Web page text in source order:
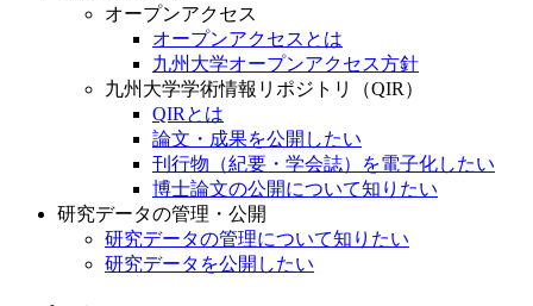
オープンアクセス
オープンアクセスとは
九州大学オープンアクセス方針
九州大学学術情報リポジトリ（QIR）
QIRとは
論文・成果を公開したい
刊行物（紀要・学会誌）を電子化したい
博士論文の公開について知りたい
研究データの管理・公開
研究データの管理について知りたい
研究データを公開したい